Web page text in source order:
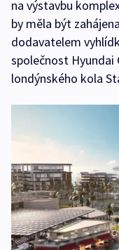
na výstavbu
by měla být
dodavatelem
společnost
londýnského kola